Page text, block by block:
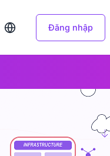
Đăng nhập